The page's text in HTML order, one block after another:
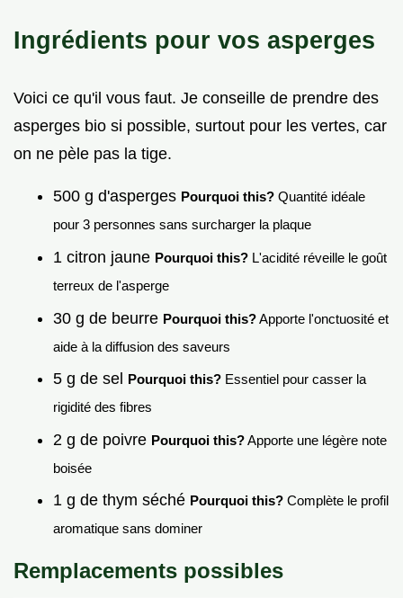
Ingrédients pour vos asperges
Voici ce qu'il vous faut. Je conseille de prendre des
asperges bio si possible, surtout pour les vertes, car
on ne pèle pas la tige.
500 g d'asperges Pourquoi this? Quantité idéale
pour 3 personnes sans surcharger la plaque
1 citron jaune Pourquoi this? L'acidité réveille le goût
terreux de l'asperge
30 g de beurre Pourquoi this?Apporte l'onctuosité et
aide à la diffusion des saveurs
5 g de sel Pourquoi this? Essentiel pour casser la
rigidité des fibres
2 g de poivre Pourquoi this?Apporte une légère note
boisée
1 g de thym séché Pourquoi this? Complète le profil
aromatique sans dominer
Remplacements possibles